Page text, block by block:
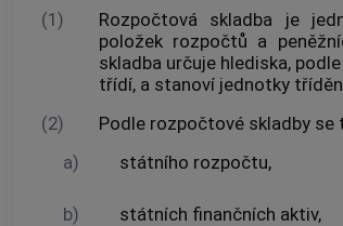
(1) Rozpočtová skladba je
položekrozpočtů a
skladba určuje hlediska,
třídí, a stanoví jednotky
(2)
Podle rozpočtové skladby se
a)
státního rozpočtu,
b) státních finančních aktiv,